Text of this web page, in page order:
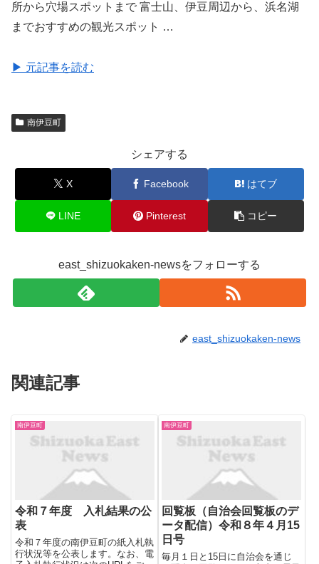
所から穴場スポットまで 富士山、伊豆周辺から、浜名湖
までおすすめの観光スポット …
▶ 元記事を読む
南伊豆町
シェアする
X Facebook はてブ
LINE Pinterest コピー
east_shizuokaken-newsをフォローする
east_shizuokaken-news
関連記事
南伊豆町
令和７年度 入札結果の公
表
令和７年度の南伊豆町の紙入札執
行状況等を公表します。なお、電
南伊豆町
回覧板（自治会回覧板のデ
ータ配信）令和８年４月15
日号
毎月１日と15日に自治会を通じ